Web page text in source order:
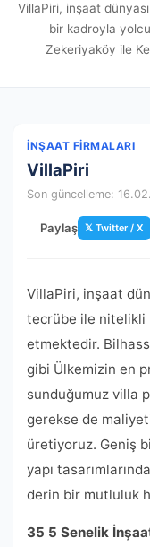
VillaPiri, inşaat
bir kadroyla
Zekeriyaköy ile
İNŞAAT FIRMALARI
VillaPiri
Son güncelleme:
Paylaş 𝕏 Twitter / X
VillaPiri, inşaat
tecrübe ile nitelikli
etmektedir.
gibi Ülkemizin en
sunduğumuz villa
gerekse de
üretiyoruz. Geniş
yapı
derin bir mutluluk
35 5 Senelik